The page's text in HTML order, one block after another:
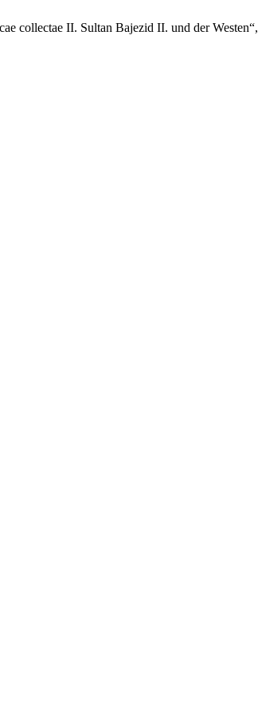
collectae II. Sultan Bajezid II. und der Westen“,